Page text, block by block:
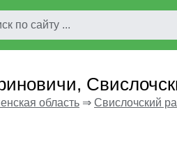
область ⇒ Свислочский